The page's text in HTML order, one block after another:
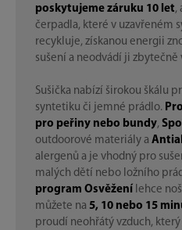
poskytujeme záruku 10 let,
čerpadla, které v uzavřeném
recykluje, získanou energii
sušení a neodvádí ji zbytečně
Sušička nabízí širokou škálu
syntetiku či jemné prádlo.
pro peřiny nebo bundy,
outdoorové materiály a
alergenů a je vhodný pro
malých dětí nebo ložního
program Osvěžení lehce
můžete na 5, 10 nebo 15
proudí neohřátý vzduch,